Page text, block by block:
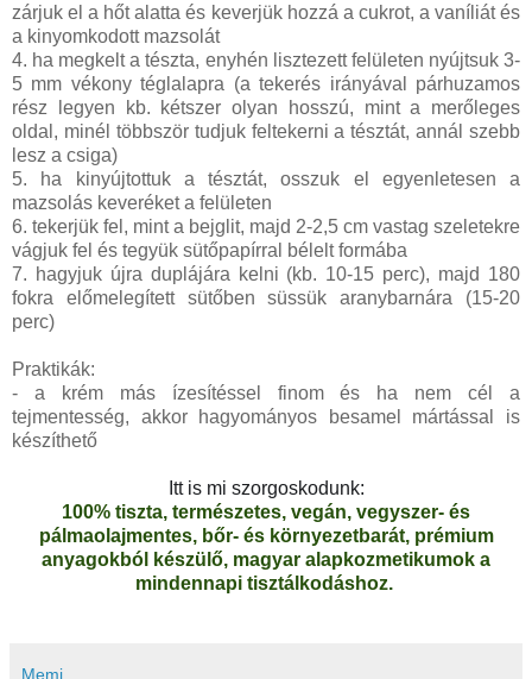
zárjuk el a hőt alatta és keverjük hozzá a cukrot, a vaníliát és
a kinyomkodott mazsolát
4. ha megkelt a tészta, enyhén lisztezett felületen nyújtsuk 3-
5 mm vékony téglalapra (a tekerés irányával párhuzamos
rész legyen kb. kétszer olyan hosszú, mint a merőleges
oldal, minél többször tudjuk feltekerni a tésztát, annál szebb
lesz a csiga)
5. ha kinyújtottuk a tésztát, osszuk el egyenletesen a
mazsolás keveréket a felületen
6. tekerjük fel, mint a bejglit, majd 2-2,5 cm vastag szeletekre
vágjuk fel és tegyük sütőpapírral bélelt formába
7. hagyjuk újra duplájára kelni (kb. 10-15 perc), majd 180
fokra előmelegített sütőben süssük aranybarnára (15-20
perc)
Praktikák:
- a krém más ízesítéssel finom és ha nem cél a
tejmentesség, akkor hagyományos besamel mártással is
készíthető
Itt is mi szorgoskodunk:
100% tiszta, természetes, vegán, vegyszer- és
pálmaolajmentes, bőr- és környezetbarát, prémium
anyagokból készülő, magyar alapkozmetikumok a
mindennapi tisztálkodáshoz.
Memi